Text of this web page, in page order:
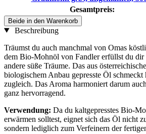
Gesamtpreis:
Beide in den Warenkorb
Beschreibung
Träumst du auch manchmal von Omas
dem Bio-Mohnöl von Fandler erfüllst du dir
andere süße Träume. Das aus
biologischem Anbau gepresste Öl
zugleich. Das Aroma harmoniert darum
ganz hervorragend.
Verwendung: Da du kaltgepresstes Bio-
erwärmen solltest, eignet sich das Öl nicht
sondern lediglich zum Verfeinern der